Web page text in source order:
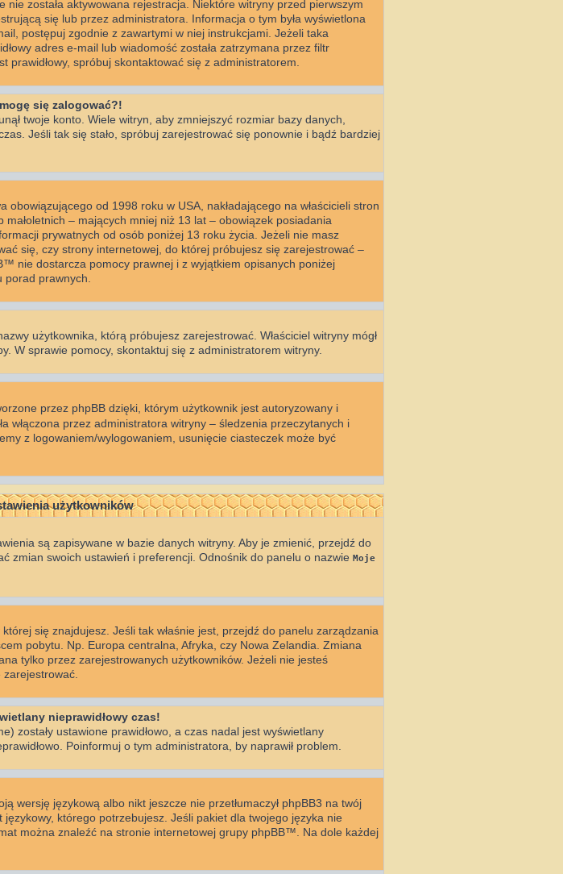
została aktywowana rejestracja. Niektóre witryny przed pierwszym
się lub przez administratora. Informacja o tym była wyświetlona
postępuj zgodnie z zawartymi w niej instrukcjami. Jeżeli taka
adres e-mail lub wiadomość została zatrzymana przez filtr
spróbuj skontaktować się z administratorem.
się zalogować?!
twoje konto. Wiele witryn, aby zmniejszyć rozmiar bazy danych,
Jeśli tak się stało, spróbuj zarejestrować się ponownie i bądź bardziej
od 1998 roku w USA, nakładającego na właścicieli stron
– mających mniej niż 13 lat – obowiązek posiadania
prywatnych od osób poniżej 13 roku życia. Jeżeli nie masz
się, czy strony internetowej, do której próbujesz się zarejestrować –
nie dostarcza pomocy prawnej i z wyjątkiem opisanych poniżej
prawnych.
użytkownika, którą próbujesz zarejestrować. Właściciel witryny mógł
W sprawie pomocy, skontaktuj się z administratorem witryny.
przez phpBB dzięki, którym użytkownik jest autoryzowany i
włączona przez administratora witryny – śledzenia przeczytanych i
z logowaniem/wylogowaniem, usunięcie ciasteczek może być
użytkowników
są zapisywane w bazie danych witryny. Aby je zmienić, przejdź do
zmian swoich ustawień i preferencji. Odnośnik do panelu o nazwie Moje
się znajdujesz. Jeśli tak właśnie jest, przejdź do panelu zarządzania
pobytu. Np. Europa centralna, Afryka, czy Nowa Zelandia. Zmiana
tylko przez zarejestrowanych użytkowników. Jeżeli nie jesteś
nieprawidłowy czas!
zostały ustawione prawidłowo, a czas nadal jest wyświetlany
Poinformuj o tym administratora, by naprawił problem.
wersję językową albo nikt jeszcze nie przetłumaczył phpBB3 na twój
którego potrzebujesz. Jeśli pakiet dla twojego języka nie
można znaleźć na stronie internetowej grupy phpBB™. Na dole każdej